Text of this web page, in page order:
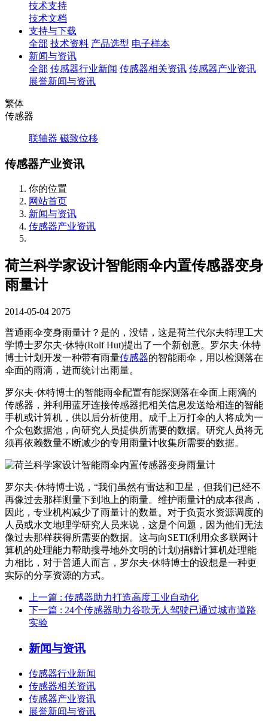
技术支持
技术文档
支持与下载
全部 技术资料 产品选型 电子样本
新闻与资讯
全部 传感器行业新闻 传感器相关资讯 传感器产业资讯
展誉新闻与资讯
繁体
传感器
联轴器 磁致位移
传感器产业资讯
你的位置
网站首页
新闻与资讯
传感器产业资讯
荷兰科学家设计智能雨伞内置传感器变身
雨量计
2014-05-04 2075
普通雨伞变身雨量计？是的，没错，这是荷兰代尔夫特理工大
学博士罗尔夫·休特(Rolf Hut)提出了一个新创意。罗尔夫·休特
博士计划开发一种带有雨量传感器的智能雨伞，用以检测落在
伞面的雨滴，进而统计出雨量。
罗尔夫·休特博士的智能雨伞配置有能探测落在伞面上雨滴的
传感器，并利用蓝牙连接传感器把相关信息发送给相连的智能
手机或计算机，供以后分析使用。成千上万打伞的人将成为一
个众包数据池，向研究人员提供所需要的数据。研究人员将无
须再依赖数量不断减少的专用雨量计收集所需要的数据。
罗尔夫·休特博士说，“我们虽然有雷达和卫星，但我们已经不
再像过去那样测量下到地上的雨量。维护雨量计的成本很高，
因此，专业机构减少了雨量计的数量。对于负责水资源调度的
人员或水文地理学研究人员来说，这是个问题，因为他们无法
像过去那样获得所需要的数据。这与向SETI(利用众多联网计
算机的处理能力帮助搜寻地外文明的计划)捐赠计算机处理能
力相比，对于普通人而言，罗尔夫·休特博士的设想是一种更
实际的分享资源的方式。
上一篇 : 传感器助力打造高度工业自动化
下一篇 : 24个传感器助力谷歌无人驾驶已通过城市道路
实验
新闻与资讯
传感器行业新闻
传感器相关资讯
传感器产业资讯
展誉新闻与资讯